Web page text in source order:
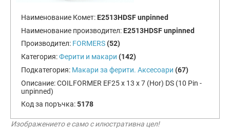
Наименование Комет: E2513HDSF unpinned
Наименование производител: E2513HDSF unpinned
Производител: FORMERS (52)
Категория:Ферити и макари (142)
Подкатегория: Макари за ферити. Аксесоари (67)
Описание:COILFORMER EF25 x 13 x 7 (Hor) DS (10 Pin -
unpinned)
Код за поръчка:5178
Изображението е само с илюстративна цел!